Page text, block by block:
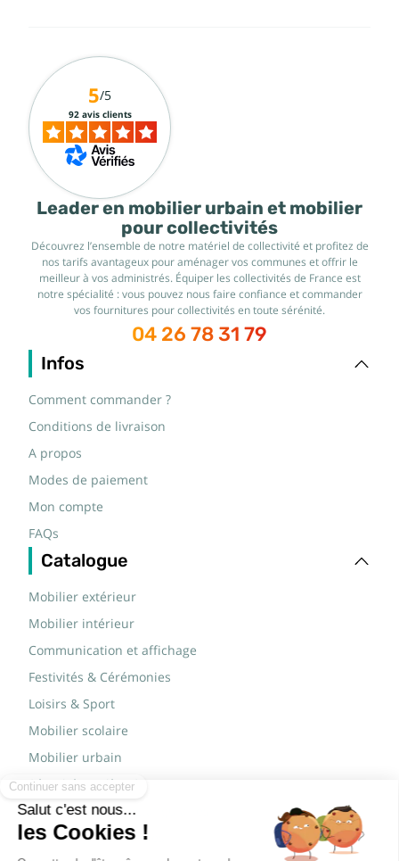
Leader en mobilier urbain et mobilier
pour collectivités
Découvrez l’ensemble de notre matériel de collectivité et profitez de
nos tarifs avantageux pour aménager vos communes et offrir le
meilleur à vos administrés. Équiper les collectivités de France est
notre spécialité : vous pouvez nous faire confiance et commander
vos fournitures pour collectivités en toute sérénité.
04 26 78 31 79
Infos
Comment commander ?
Conditions de livraison
A propos
Modes de paiement
Mon compte
FAQs
Catalogue
Mobilier extérieur
Mobilier intérieur
Communication et affichage
Festivités & Cérémonies
Loisirs & Sport
Mobilier scolaire
Mobilier urbain
Sécurité routière & TP
Tables pliantes rectangulaires
Tables pliantes rondes
5/5
92 avis clients